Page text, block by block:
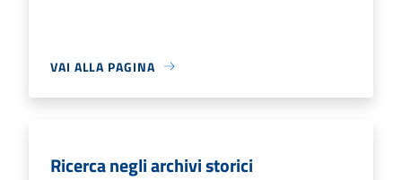
VAI ALLA PAGINA
Ricerca negli archivi storici